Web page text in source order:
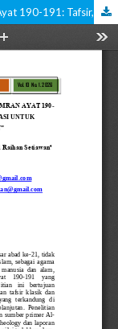
Spirit Literasi Ekologi dalam Surah Ali Imran Ayat 190-191: Tafsir, Relevansi, dan Implementasi Untuk Pembangunan Berkelanjutan